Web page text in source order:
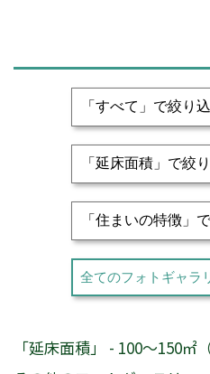
全てのフォトギャラ
「延床面積」 - 100～150㎡